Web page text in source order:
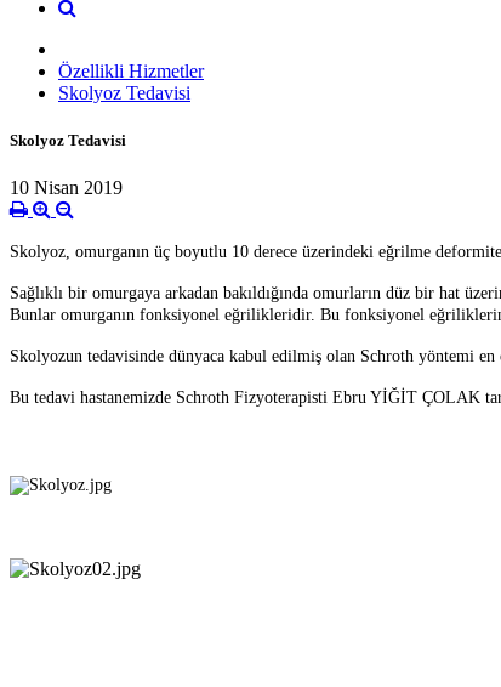
Özellikli Hizmetler
Skolyoz Tedavisi
Skolyoz Tedavisi
10 Nisan 2019
Skolyoz, omurganın üç boyutlu 10 derece üzerindeki eğrilme
Sağlıklı bir omurgaya arkadan bakıldığında omurların düz bir hat
Bunlar omurganın fonksiyonel eğrilikleridir. Bu fonksiyonel
Skolyozun tedavisinde dünyaca kabul edilmiş olan Schroth yöntemi
Bu tedavi hastanemizde Schroth Fizyoterapisti Ebru YİĞİT ÇOLAK